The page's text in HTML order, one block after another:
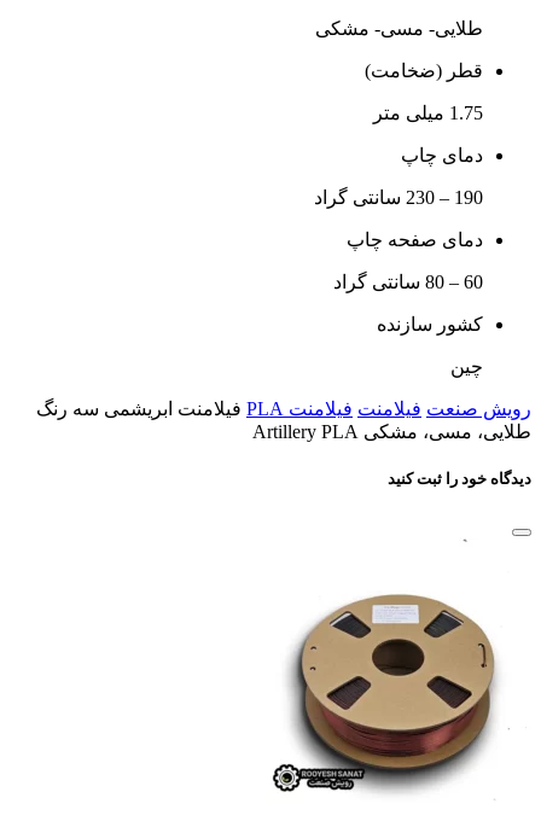
طلایی- مسی- مشکی
قطر (ضخامت)
1.75 میلی متر
دمای چاپ
190 – 230 سانتی گراد
دمای صفحه چاپ
60 – 80 سانتی گراد
کشور سازنده
چین
رویش صنعت فیلامنت فیلامنت PLA
فیلامنت ابریشمی سه رنگ
طلایی، مسی، مشکی Artillery PLA
دیدگاه خود را ثبت کنید